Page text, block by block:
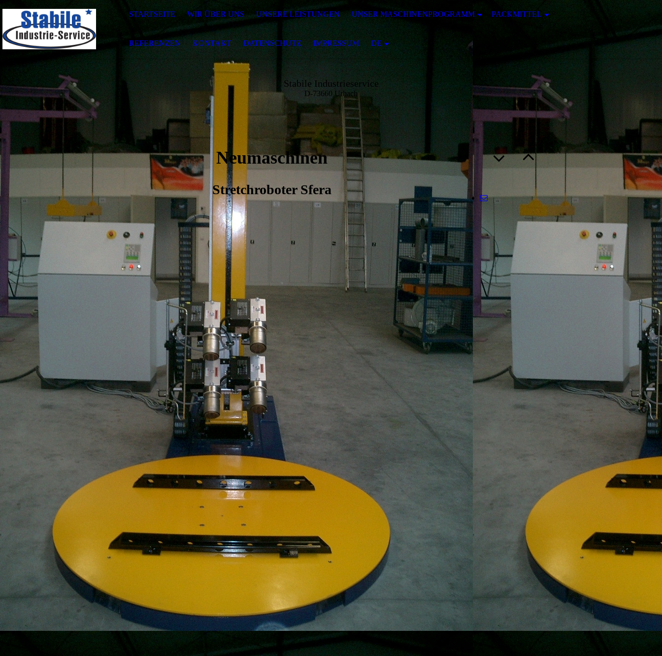
STARTSEITE WIR ÜBER UNS UNSERE LEISTUNGEN UNSER MASCHINENPROGRAMM PACKMITTEL
REFERENZEN KONTAKT DATENSCHUTZ IMPRESSUM DE
Stabile Industrieservice
D-73660 Urbach
Neumaschinen
Stretchroboter Sfera